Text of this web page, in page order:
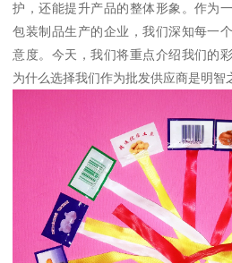
护，还能提升产品的整体形象。作为
包装制品生产的企业，我们深知每一
意度。今天，我们将重点介绍我们的
为什么选择我们作为批发供应商是明智